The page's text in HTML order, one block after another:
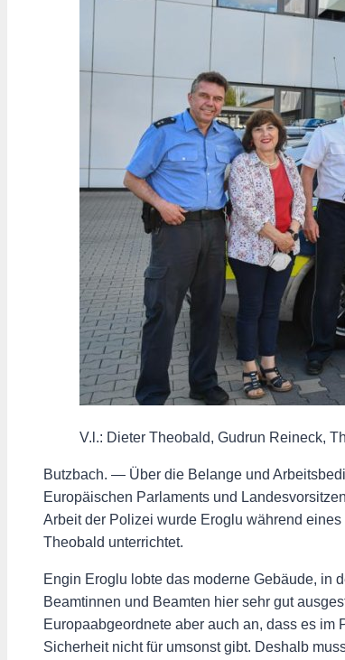
V.l.: Dieter Theobald, Gudrun Reineck,
Butzbach. — Über die Belange und
Europäischen Parlaments und
Arbeit der Polizei wurde Eroglu während
Theobald unterrichtet.
Engin Eroglu lobte das moderne Gebäude, in
Beamtinnen und Beamten hier sehr gut
Europaabgeordnete aber auch an, dass es
Sicherheit nicht für umsonst gibt. Deshalb